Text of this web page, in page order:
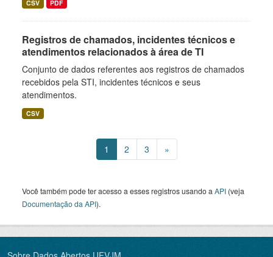
CSV PDF
Registros de chamados, incidentes técnicos e
atendimentos relacionados à área de TI
Conjunto de dados referentes aos registros de chamados
recebidos pela STI, incidentes técnicos e seus
atendimentos.
CSV
1 2 3 »
Você também pode ter acesso a esses registros usando a API (veja
Documentação da API).